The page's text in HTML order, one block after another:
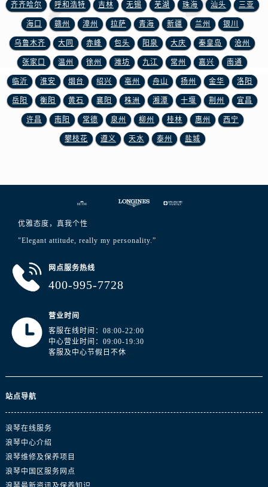
江西省九江市浔阳区浔阳路浪琴售后服务中心（需提前预约）
江西省南昌市红谷滩新区红谷中大道998号绿地双子塔（中央广场）A1座办公楼14层1407室浪琴售后服务中心（需提前预约）
江西省萍乡市安源区萍安北大道与康庄路交叉口浪琴售后服务中心（需提前预约）
江西省上饶市信州区滨江西路浪琴售后服务中心（需提前预约）
江西省新余市渝水区北湖西路浪琴售后服务中心（需提前预约）
江西省宜春市袁州区中山中路浪琴售后服务中心（需提前预约）
江西省鹰潭市月湖区胜利东路浪琴售后服务中心（需提前预约）
山东省德州市德城区东风中路浪琴售后服务中心（需提前预约）
齐齐哈尔 呼和浩特 吉林 无锡 芜湖 珠海 汕头 三亚
海口 赣州 漳州 拉萨 青海 新疆 兰州 银川
乌鲁木齐 大同 赤峰 包头 阳泉 大庆 秦皇岛 沧州
张家口 温州 徐州 潍坊 九江 常州 嘉兴 南通
临沂 淮安 烟台 绍兴 亳州 舟山 扬州 金华 洛阳
岳阳 衡阳 黄石 襄阳 株洲 湘潭 十堰 荆州 宜昌
许昌 南阳 常德 泉州 柳州 桂林 惠州 西宁
攀枝花 遵义 天水 泰州 盐城
优雅态度，真我个性
"Elegant attitude, really my personality.”
网点服务热线
400-995-7728
营业时间
客服在线时间：08:00-22:00
中心营业时间：09:00-19:30
客服及中心节假日不休
站点导航
浪琴在线服务
浪琴中心介绍
浪琴维修及保养项目
浪琴中国区服务网点